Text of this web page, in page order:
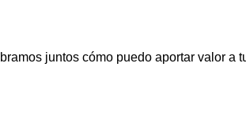
juntos cómo puedo aportar valor a